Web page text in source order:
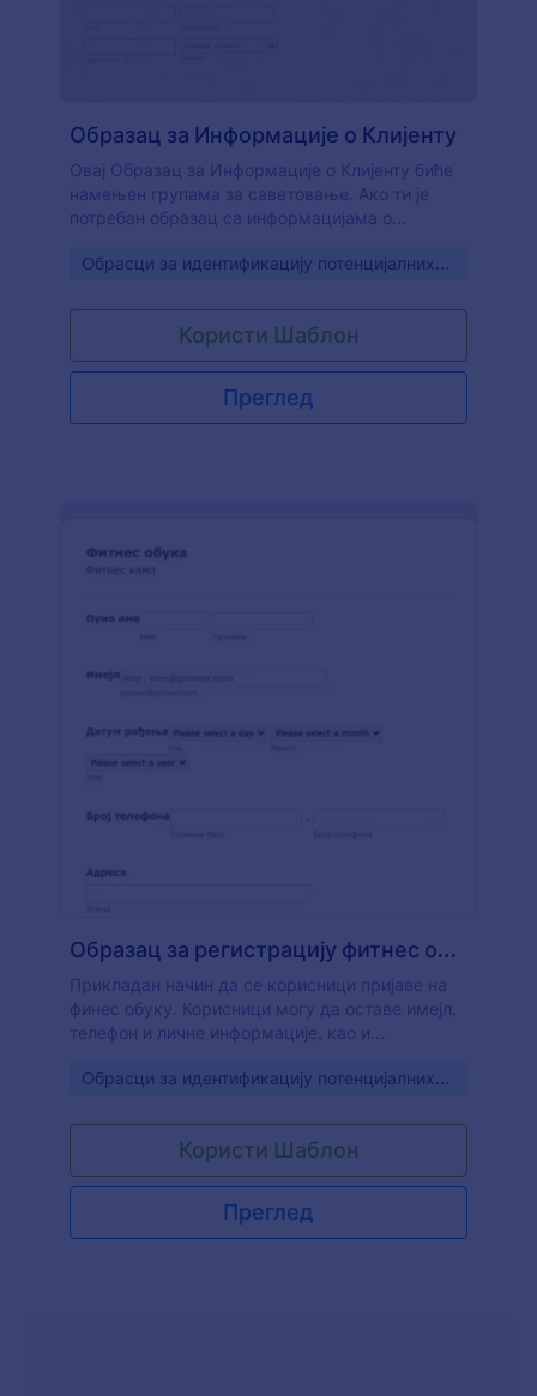
Образац за Информације о Клијенту
Овај Образац за Информације о Клијенту биће
намењен групама за саветовање. Ако ти је
потребан образац са информацијама о
клијенте, овај шаблон садржи одељке који ће
информације да прикупиш њихове личне
податке, препоруке (ако их има), тренутног
лекара, послодавца, образовање. обуку и
породичну историју.
Go to Category:
Oбрасци за идентификацију потенцијалних
Користи Шаблон
Преглед
Образац за регистрацију фитнес обуке
Прикладан начин да се корисници пријаве на
финес обуку. Корисници могу да оставе имејл,
телефон и личне информације, као и
Go to Category:
Oбрасци за идентификацију потенцијалних
Користи Шаблон
Преглед